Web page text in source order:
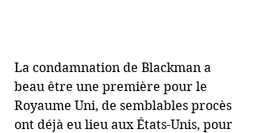
La condamnation de Blackman a
beau être une première pour le
Royaume Uni, de semblables procès
ont déjà eu lieu aux États-Unis, pour